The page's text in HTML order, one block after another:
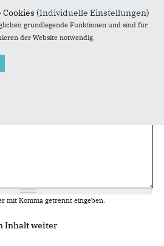
*
mit Komma getrennt eingeben.
Inhalt weiter
(Individuelle Einstellungen)
grundlegende Funktionen und sind für
der Website notwendig.